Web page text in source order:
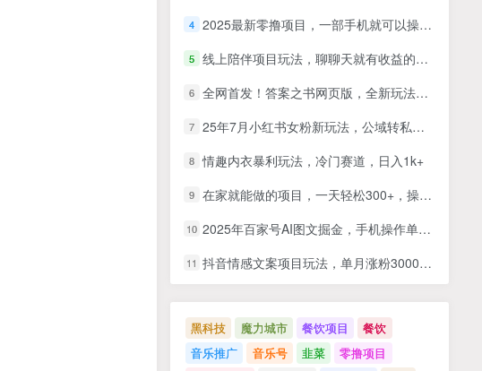
4 2025最新零撸项目，一部手机就可以操作，20秒一单，零投入纯薅羊毛，无门槛，一天200+【揭秘】
5 线上陪伴项目玩法，聊聊天就有收益的项目，一个月收益5000+
6 全网首发！答案之书网页版，全新玩法，搭配文档和网页，日入1k+零门槛小白首选副业
7 25年7月小红书女粉新玩法，公域转私域变现，日轻松变现2张+，5分钟简单复制好上手
8 情趣内衣暴利玩法，冷门赛道，日入1k+
9 在家就能做的项目，一天轻松300+，操作简单上手快
10 2025年百家号AI图文掘金，手机操作单号月入4-5位数，低门槛【附指令+工具】
11 抖音情感文案项目玩法，单月涨粉3000+，新手小白也能做
黑科技 魔力城市 餐饮项目
餐饮
音乐推广
音乐号 韭菜
零撸项目